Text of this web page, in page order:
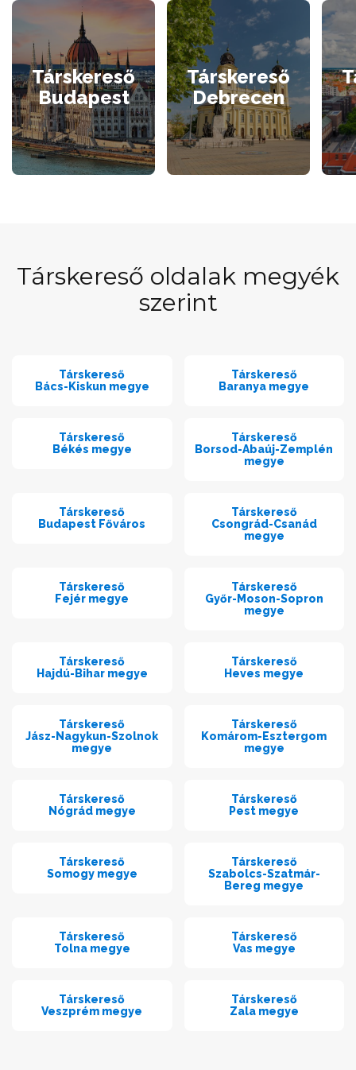
Társkereső
Budapest
Társkereső
Debrecen
Társkereső oldalak megyék
szerint
Társkereső
Bács-Kiskun megye
Társkereső
Baranya megye
Társkereső
Békés megye
Társkereső
Borsod-Abaúj-Zemplén
megye
Társkereső
Budapest Főváros
Társkereső
Csongrád-Csanád
megye
Társkereső
Fejér megye
Társkereső
Győr-Moson-Sopron
megye
Társkereső
Hajdú-Bihar megye
Társkereső
Heves megye
Társkereső
Jász-Nagykun-Szolnok
megye
Társkereső
Komárom-Esztergom
megye
Társkereső
Nógrád megye
Társkereső
Pest megye
Társkereső
Somogy megye
Társkereső
Szabolcs-Szatmár-
Bereg megye
Társkereső
Tolna megye
Társkereső
Vas megye
Társkereső
Veszprém megye
Társkereső
Zala megye